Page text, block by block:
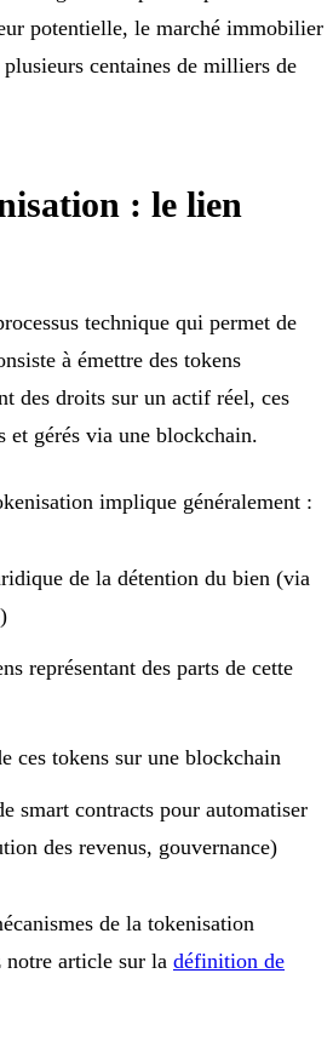
potentielle, le marché immobilier
centaines de milliers de
: le lien
technique qui permet de
à émettre des tokens
des droits sur un actif réel, ces
et gérés via une blockchain.
implique généralement :
de la détention du bien (via
représentant des parts de cette
ces tokens sur une blockchain
smart contracts pour automatiser
des revenus, gouvernance)
de la tokenisation
article sur la définition de